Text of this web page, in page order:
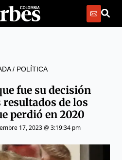
/ POLÍTICA
fue su decisión
de los
perdió en 2020
17, 2023 @ 3:19:34 pm